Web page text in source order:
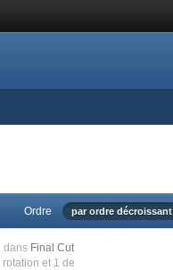
Ordre par ordre décroissant
dans Final Cut
rotation et 1 de